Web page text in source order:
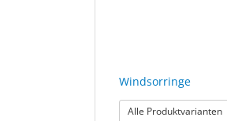
Windsorringe
Alle Produktvarianten: